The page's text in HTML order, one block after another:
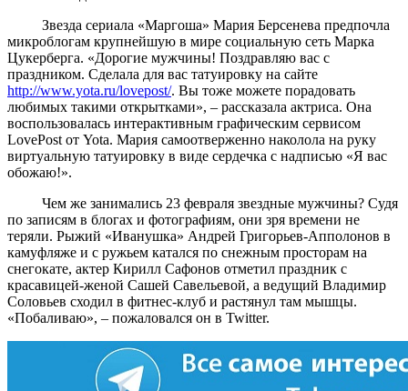
Звезда сериала «Маргоша» Мария Берсенева предпочла
микроблогам крупнейшую в мире социальную сеть Марка
Цукерберга. «Дорогие мужчины! Поздравляю вас с
праздником. Сделала для вас татуировку на сайте
http://www.yota.ru/lovepost/. Вы тоже можете порадовать
любимых такими открытками», – рассказала актриса. Она
воспользовалась интерактивным графическим сервисом
LovePost от Yota. Мария самоотверженно наколола на руку
виртуальную татуировку в виде сердечка с надписью «Я вас
обожаю!».
Чем же занимались 23 февраля звездные мужчины? Судя
по записям в блогах и фотографиям, они зря времени не
теряли. Рыжий «Иванушка» Андрей Григорьев-Апполонов в
камуфляже и с ружьем катался по снежным просторам на
снегокате, актер Кирилл Сафонов отметил праздник с
красавицей-женой Сашей Савельевой, а ведущий Владимир
Соловьев сходил в фитнес-клуб и растянул там мышцы.
«Побаливаю», – пожаловался он в Twitter.